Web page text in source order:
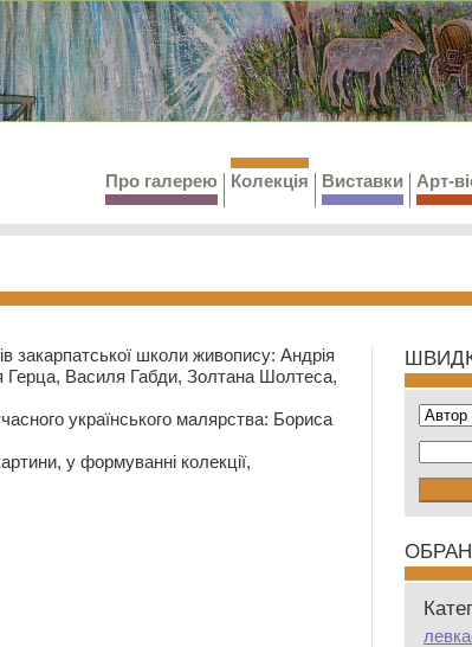
Про галерею Колекція Виставки Арт-
закарпатської школи живопису: Андрія
Василя Габди, Золтана Шолтеса,
українського малярства: Бориса
у формуванні колекції,